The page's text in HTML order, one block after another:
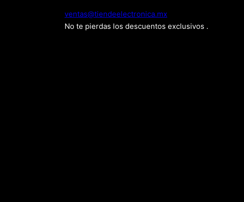
xm.acinortceleedneit@satnev
No te pierdas los descuentos exclusivos .